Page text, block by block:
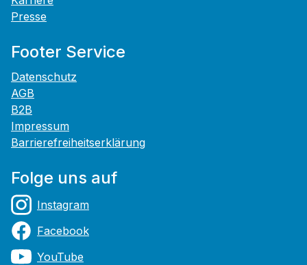
Presse
Footer Service
Datenschutz
AGB
B2B
Impressum
Barrierefreiheitserklärung
Folge uns auf
Instagram
Facebook
YouTube